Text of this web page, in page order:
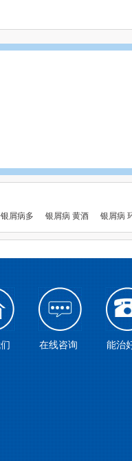
屑病多 银屑病 黄酒 银屑病
在线咨询 能治